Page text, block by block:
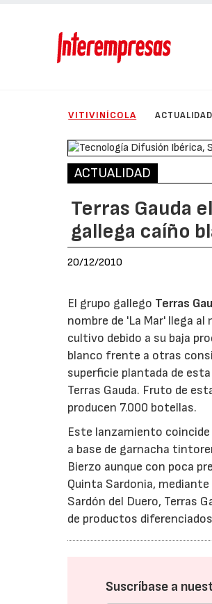
VITIVINÍCOLA ACTUALIDAD
ACTUALIDAD
Terras Gauda
gallega caíño
20/12/2010
El grupo gallego Terras
nombre de 'La Mar' llega
cultivo debido a su baja
blanco frente a otras
superficie plantada de
Terras Gauda. Fruto de
producen 7.000 botellas.
Este lanzamiento coincide
a base de garnacha
Bierzo aunque con poca
Quinta Sardonia,
Sardón del Duero, Terras
de productos
Suscríbase a